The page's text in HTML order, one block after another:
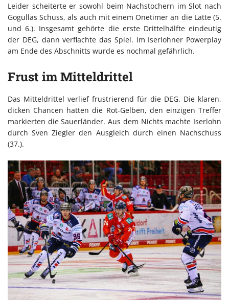
Leider scheiterte er sowohl beim Nachstochern im Slot nach
Gogullas Schuss, als auch mit einem Onetimer an die Latte (5.
und 6.). Insgesamt gehörte die erste Drittelhälfte eindeutig
der DEG, dann verflachte das Spiel. Im Iserlohner Powerplay
am Ende des Abschnitts wurde es nochmal gefährlich.
Frust im Mitteldrittel
Das Mitteldrittel verlief frustrierend für die DEG. Die klaren,
dicken Chancen hatten die Rot-Gelben, den einzigen Treffer
markierten die Sauerländer. Aus dem Nichts machte Iserlohn
durch Sven Ziegler den Ausgleich durch einen Nachschuss
(37.).